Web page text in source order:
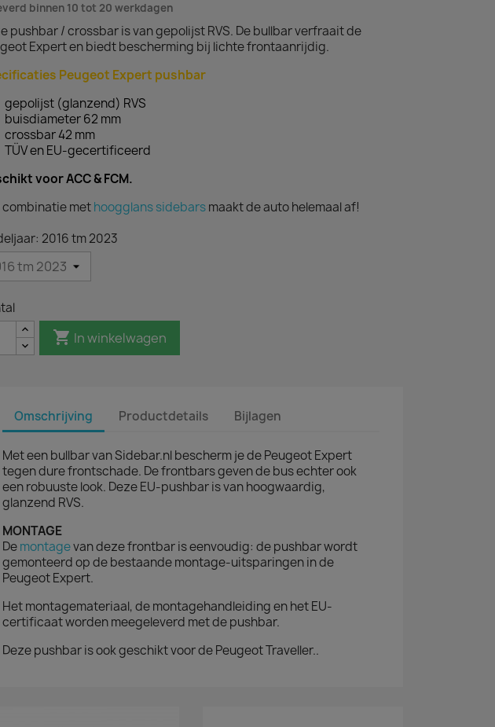
binnen 10 tot 20 werkdagen
pushbar / crossbar is van gepolijst RVS. De bullbar verfraait de
Expert en biedt bescherming bij lichte frontaanrijdig.
Peugeot Expert pushbar
gepolijst (glanzend) RVS
buisdiameter 62 mm
crossbar 42 mm
TÜV en EU-gecertificeerd
voor ACC & FCM.
combinatie methoogglans sidebarsmaakt de auto helemaal af!
2016 tm 2023
 In winkelwagen
Omschrijving Productdetails Bijlagen
Met een bullbar van Sidebar.nl bescherm je de Peugeot Expert
tegen dure frontschade. De frontbars geven de bus echter ook
een robuuste look. Deze EU-pushbar is van hoogwaardig,
glanzend RVS.
MONTAGE
Demontagevan deze frontbar is eenvoudig: de pushbar wordt
gemonteerd op de bestaande montage-uitsparingen in de
Peugeot Expert.
Het montagemateriaal, de montagehandleiding en het EU-
certificaat worden meegeleverd met de pushbar.
Deze pushbar is ook geschikt voor de Peugeot Traveller..